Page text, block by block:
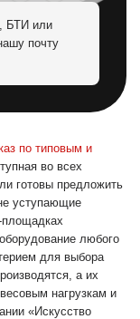
БТИ или
почту
по типовым и
во всех
готовы предложить
уступающие
площадках
любого
для выбора
а их
нагрузкам и
«Искусство